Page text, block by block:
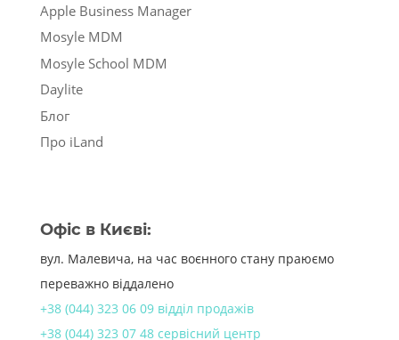
Apple Business Manager
Mosyle MDM
Mosyle School MDM
Daylite
Блог
Про iLand
Офіс в Києві:
вул. Малевича, на час воєнного стану праюємо
переважно віддалено
+38 (044) 323 06 09 відділ продажів
+38 (044) 323 07 48 сервісний центр